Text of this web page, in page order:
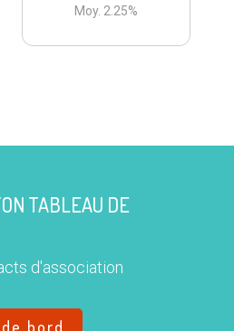
Moy. 2.25%
TABLEAU DE
d'association
bord